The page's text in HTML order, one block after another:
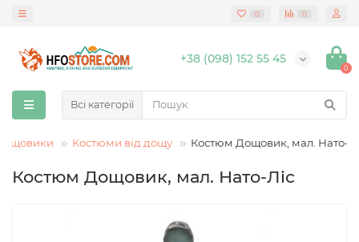
0 0
+38 (098) 152 55 45
0
Всі категорії
Костюми від дощу Костюм Дощовик, мал. Нато-
Костюм Дощовик, мал. Нато-Ліс